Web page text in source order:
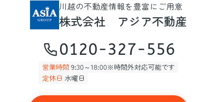
川越の不動産情報を豊富にご用意
株式会社 アジア不動産
0120-327-556
営業時間 9:30～18:00※時間外対応可能です
定休日 水曜日